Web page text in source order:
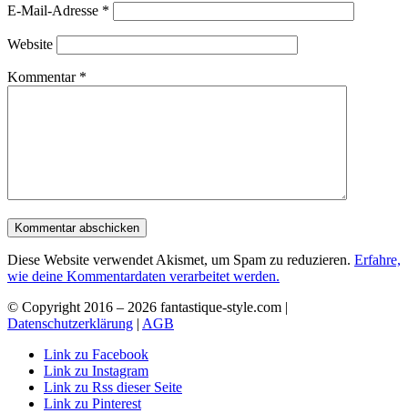
E-Mail-Adresse *
Website
Kommentar *
Diese Website verwendet Akismet, um Spam zu reduzieren. Erfahre,
wie deine Kommentardaten verarbeitet werden.
© Copyright 2016 – 2026 fantastique-style.com |
Datenschutzerklärung | AGB
Link zu Facebook
Link zu Instagram
Link zu Rss dieser Seite
Link zu Pinterest